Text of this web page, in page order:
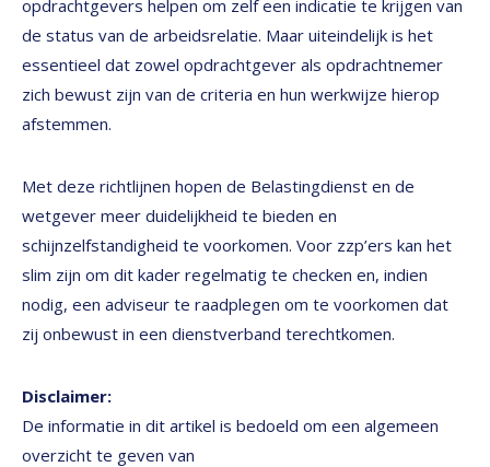
opdrachtgevers helpen om zelf een indicatie te krijgen van
de status van de arbeidsrelatie. Maar uiteindelijk is het
essentieel dat zowel opdrachtgever als opdrachtnemer
zich bewust zijn van de criteria en hun werkwijze hierop
afstemmen.
Met deze richtlijnen hopen de Belastingdienst en de
wetgever meer duidelijkheid te bieden en
schijnzelfstandigheid te voorkomen. Voor zzp’ers kan het
slim zijn om dit kader regelmatig te checken en, indien
nodig, een adviseur te raadplegen om te voorkomen dat
zij onbewust in een dienstverband terechtkomen.
Disclaimer:
De informatie in dit artikel is bedoeld om een algemeen
overzicht te geven van